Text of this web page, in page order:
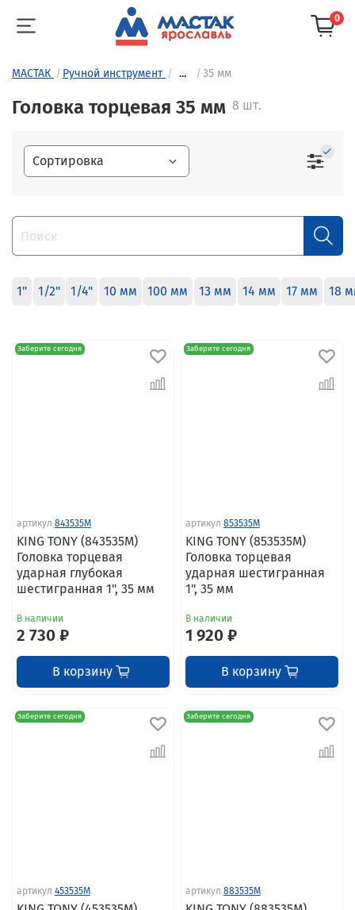
0
МАСТАК Ручной инструмент ... 35 мм
Головка торцевая 35 мм 8 шт.
1" 1/2" 1/4" 10 мм 100 мм 13 мм 14 мм 17 мм 18
Заберите сегодня
артикул 843535M
KING TONY (843535M)
Головка торцевая
ударная глубокая
шестигранная 1", 35 мм
В наличии
2 730 ₽
В корзину
Заберите сегодня
артикул 853535M
KING TONY (853535M)
Головка торцевая
ударная шестигранная
1", 35 мм
В наличии
1 920 ₽
В корзину
Заберите сегодня
артикул 453535M
Заберите сегодня
артикул 883535M